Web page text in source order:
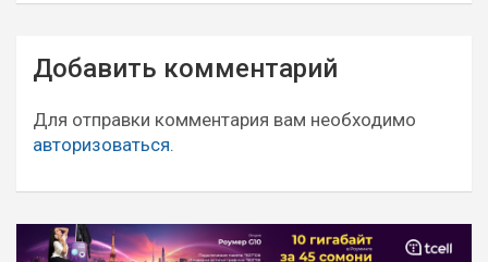
Навигация
по
записям
Добавить комментарий
Для отправки комментария вам необходимо
авторизоваться.